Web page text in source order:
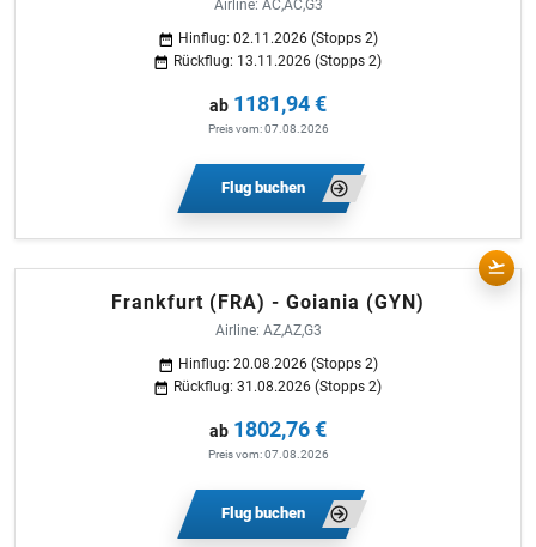
Airline: AC,AC,G3
Hinflug: 02.11.2026 (Stopps 2)
Rückflug: 13.11.2026 (Stopps 2)
ab 1181,94 €
Preis vom: 07.08.2026
Flug buchen
Frankfurt (FRA) - Goiania (GYN)
Airline: AZ,AZ,G3
Hinflug: 20.08.2026 (Stopps 2)
Rückflug: 31.08.2026 (Stopps 2)
ab 1802,76 €
Preis vom: 07.08.2026
Flug buchen